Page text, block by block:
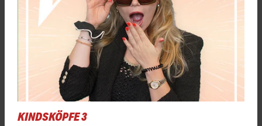
KINDSKÖPFE 3